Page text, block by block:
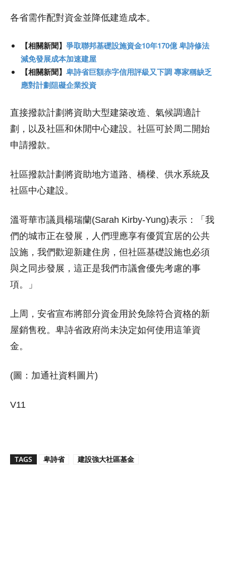
各省需作配對資金並降低建造成本。
【相關新聞】 爭取聯邦基礎設施資金10年170億 卑詩修法
減免發展成本加速建屋
【相關新聞】 卑詩省巨額赤字信用評級又下調 專家稱缺乏
應對計劃阻礙企業投資
直接撥款計劃將資助大型建築改造、氣候調適計
劃，以及社區和休閒中心建設。社區可於周二開始
申請撥款。
社區撥款計劃將資助地方道路、橋樑、供水系統及
社區中心建設。
溫哥華市議員楊瑞蘭(Sarah Kirby-Yung)表示：「我
們的城市正在發展，人們理應享有優質宜居的公共
設施，我們歡迎新建住房，但社區基礎設施也必須
與之同步發展，這正是我們市議會優先考慮的事
項。」
上周，安省宣布將部分資金用於免除符合資格的新
屋銷售稅。卑詩省政府尚未決定如何使用這筆資
金。
(圖：加通社資料圖片)
V11
TAGS 卑詩省 建設強大社區基金